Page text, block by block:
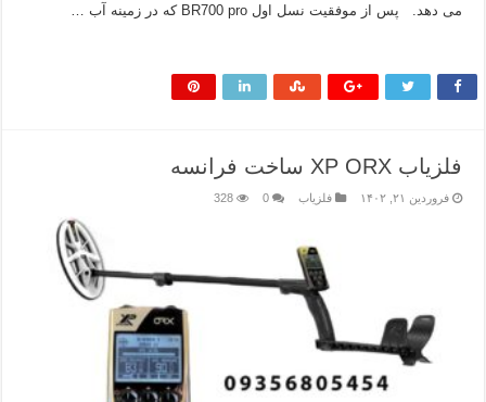
می دهد. پس از موفقیت نسل اول BR700 pro که در زمینه آب …
فلزیاب XP ORX ساخت فرانسه
فروردین ۲۱, ۱۴۰۲ فلزیاب 0
328